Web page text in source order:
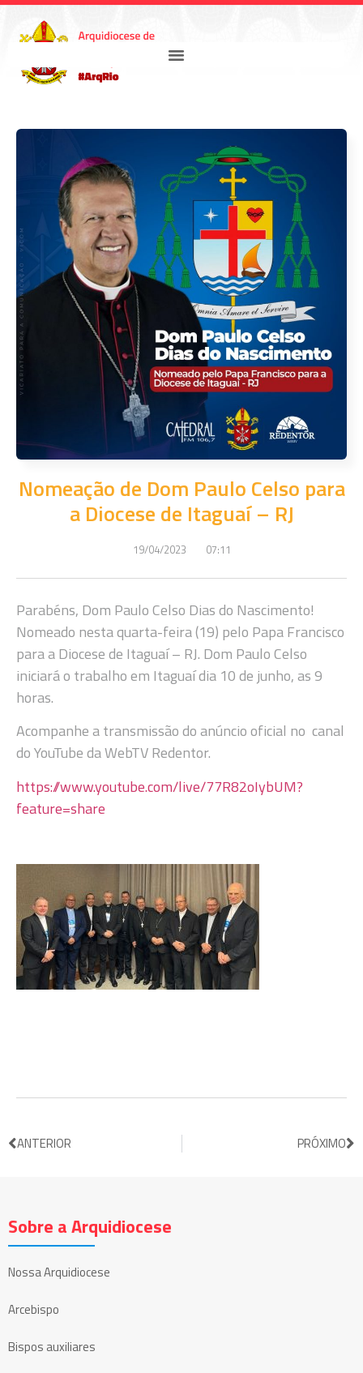
Nomeação de Dom Paulo Celso para
a Diocese de Itaguaí – RJ
19/04/2023 07:11
Parabéns, Dom Paulo Celso Dias do Nascimento!
Nomeado nesta quarta-feira (19) pelo Papa Francisco
para a Diocese de Itaguaí – RJ. Dom Paulo Celso
iniciará o trabalho em Itaguaí dia 10 de junho, as 9
horas.
Acompanhe a transmissão do anúncio oficial no canal
do YouTube da WebTV Redentor.
https://www.youtube.com/live/77R82oIybUM?
feature=share
ANTERIOR PRÓXIMO
Sobre a Arquidiocese
Nossa Arquidiocese
Arcebispo
Bispos auxiliares